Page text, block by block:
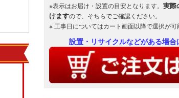
※表示はお届け・設置の目安となります。 実際
けますので、そちらでご確認ください。
※ 工事日についてはカート画面以降で選択が可
設置・リサイクルなどがある場